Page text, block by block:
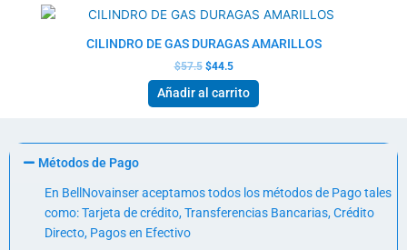
CILINDRO DE GAS DURAGAS AMARILLOS
$57.5
original
era:
$57.5.
$44.5
actual
es:
$44.5.
Añadir al carrito
Métodos de Pago
En BellNovainser aceptamos todos los métodos de Pago tales
como: Tarjeta de crédito, Transferencias Bancarias, Crédito
Directo, Pagos en Efectivo